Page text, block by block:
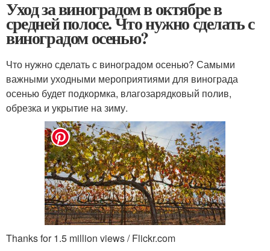
Уход за виноградом в октябре в
средней полосе. Что нужно сделать с
виноградом осенью?
Что нужно сделать с виноградом осенью? Самыми
важными уходными мероприятиями для винограда
осенью будет подкормка, влагозарядковый полив,
обрезка и укрытие на зиму.
Thanks for 1.5 million views / Flickr.com